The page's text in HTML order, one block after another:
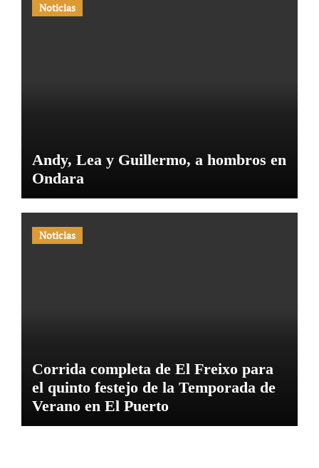
Noticias
Andy, Lea y Guillermo, a hombros en
Ondara
Noticias
Corrida completa de El Freixo para
el quinto festejo de la Temporada de
Verano en El Puerto